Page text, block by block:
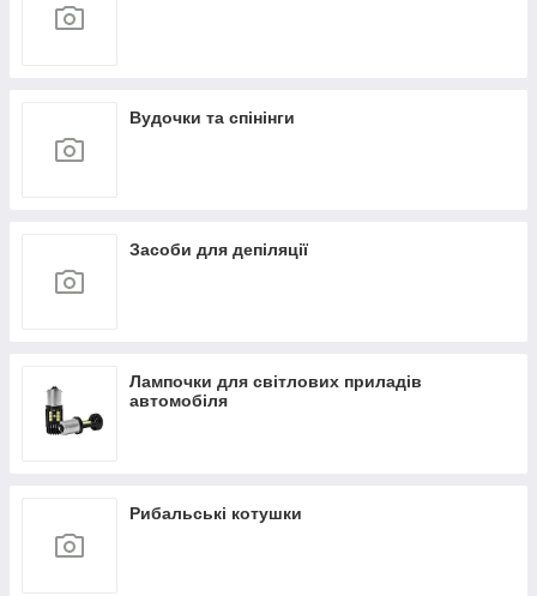
Вудочки та спінінги
Засоби для депіляції
Лампочки для світлових приладів
автомобіля
Рибальські котушки